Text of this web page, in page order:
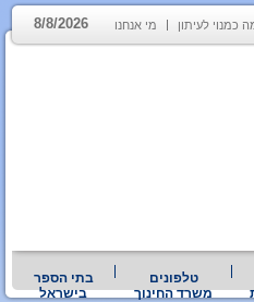
כמנוי לעיתון מי אנחנו 8/8/2026
טלפונים
משרד החינוך
בתי הספר
בישראל